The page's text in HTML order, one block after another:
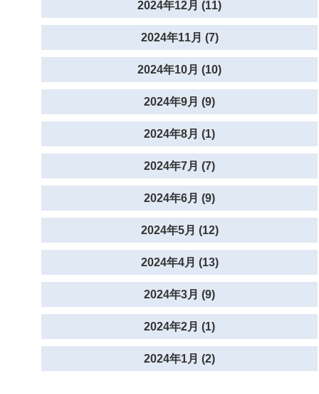
2024年12月 (11)
2024年11月 (7)
2024年10月 (10)
2024年9月 (9)
2024年8月 (1)
2024年7月 (7)
2024年6月 (9)
2024年5月 (12)
2024年4月 (13)
2024年3月 (9)
2024年2月 (1)
2024年1月 (2)